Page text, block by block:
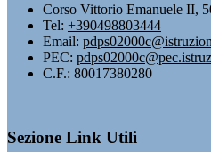
Corso Vittorio Emanuele II,
Tel: +390498803444
Email:
PEC:
C.F.: 80017380280
Sezione Link Utili